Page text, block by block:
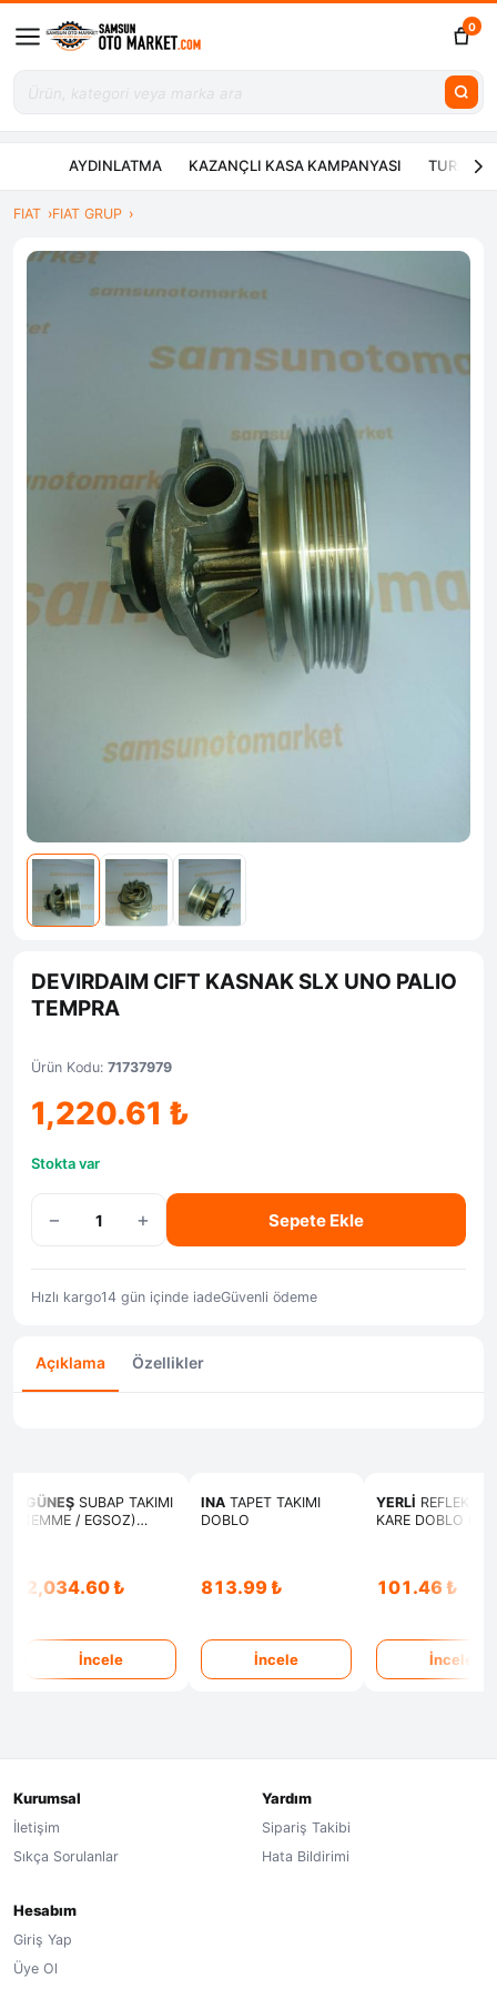
0
AYDINLATMA KAZANÇLI KASA KAMPANYASI TURBO
FIAT FIAT GRUP
DEVIRDAIM CIFT KASNAK SLX UNO PALIO
TEMPRA
Ürün Kodu: 71737979
1,220.61 ₺
Stokta var
− + Sepete Ekle
Hızlı kargo14 gün içinde iadeGüvenli ödeme
Açıklama Özellikler
GÜNEŞ SUBAP TAKIMI
(EMME / EGSOZ)
2,034.60 ₺
İncele
INA TAPET TAKIMI
DOBLO
813.99 ₺
İncele
YERLİ REFLEKTÖR
KARE DOBLO
101.46 ₺
İncele
Kurumsal
İletişim
Sıkça Sorulanlar
Yardım
Sipariş Takibi
Hata Bildirimi
Hesabım
Giriş Yap
Üye Ol